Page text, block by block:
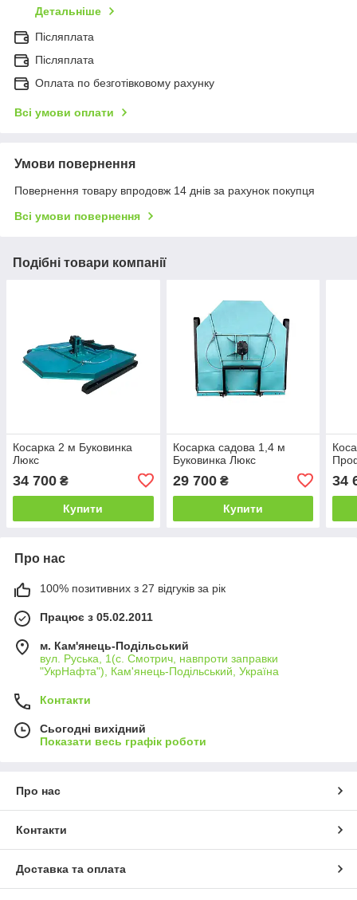
Детальніше
Післяплата
Післяплата
Оплата по безготівковому рахунку
Всі умови оплати
Умови повернення
Повернення товару впродовж 14 днів за рахунок покупця
Всі умови повернення
Подібні товари компанії
Косарка 2 м Буковинка
Люкс
34 700 ₴
Купити
Косарка садова 1,4 м
Буковинка Люкс
29 700₴
Купити
34
Про нас
100% позитивних з 27 відгуків за рік
Працює з 05.02.2011
м. Кам'янець-Подільський
вул. Руська, 1(с. Смотрич, навпроти заправки
"УкрНафта"), Кам'янець-Подільський, Україна
Контакти
Сьогодні вихідний
Показати весь графік роботи
Про нас
Контакти
Доставка та оплата